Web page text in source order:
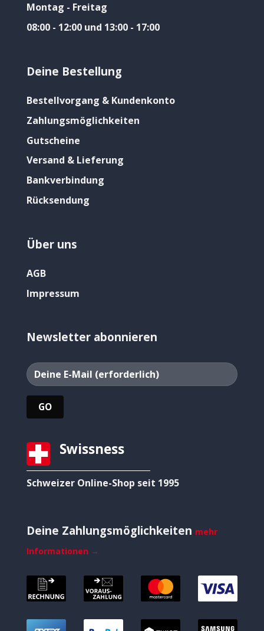
Montag - Freitag
08:00 - 12:00 und 13:00 - 17:00
Deine Bestellung
Bestellvorgang & Kundenkonto
Zahlungsmöglichkeiten
Gutscheine
Versand & Lieferung
Bankverbindung
Rücksendung
Über uns
AGB
Impressum
Newsletter abonnieren
Swissness
Schweizer Online-Shop seit 1995
Deine Zahlungsmöglichkeiten mehr
Informationen →